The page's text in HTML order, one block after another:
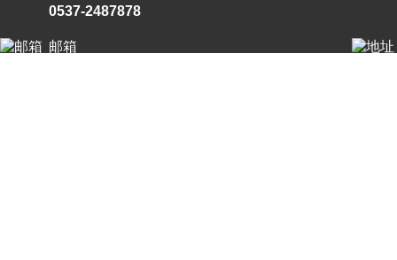
0537-2487878
邮箱